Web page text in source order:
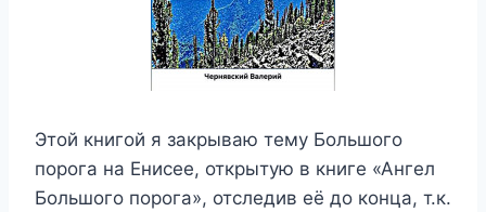
Этой книгой я закрываю тему Большого
порога на Енисее, открытую в книге «Ангел
Большого порога», отследив её до конца, т.к.